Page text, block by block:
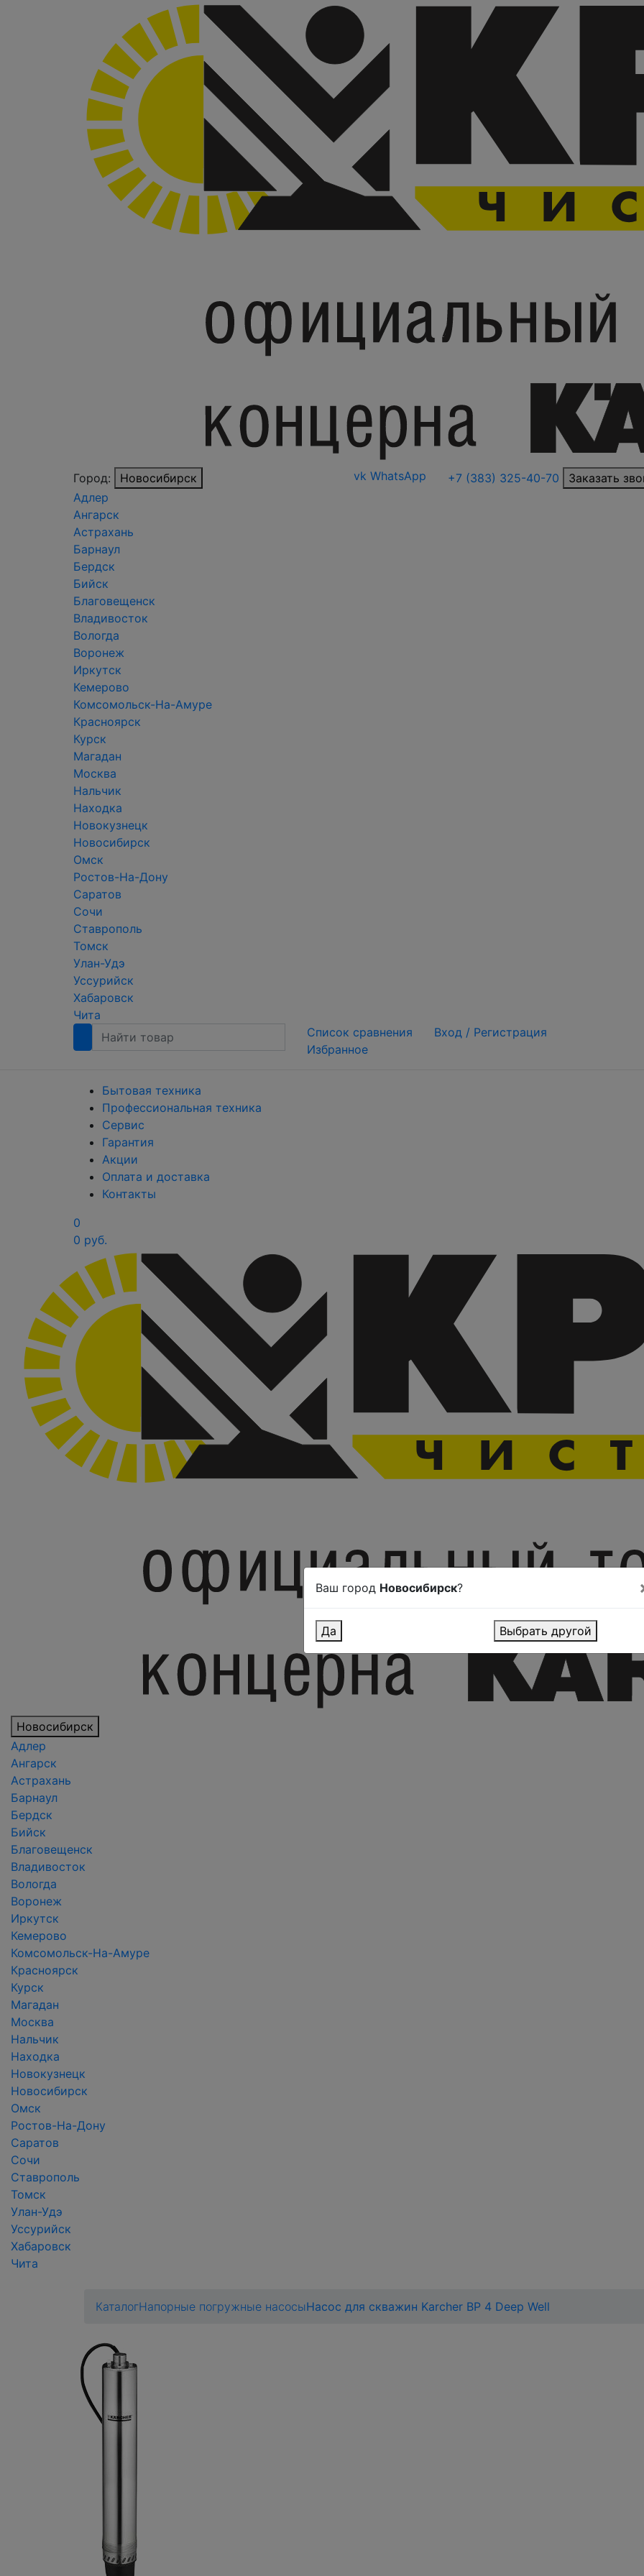
Город:
Новосибирск
Адлер
Ангарск
Астрахань
Барнаул
Бердск
Бийск
Благовещенск
Владивосток
Вологда
Воронеж
Иркутск
Кемерово
Комсомольск-На-Амуре
Красноярск
Курск
Магадан
Москва
Нальчик
Находка
Новокузнецк
Новосибирск
Омск
Ростов-На-Дону
Саратов
Сочи
Ставрополь
Томск
Улан-Удэ
Уссурийск
Хабаровск
Чита
vk WhatsApp +7 (383) 325-40-70 Заказать
Список сравнения
Избранное
Вход / Регистрация
Бытовая техника
Профессиональная техника
Сервис
Гарантия
Акции
Оплата и доставка
Контакты
0
0 руб.
Новосибирск
Адлер
Ангарск
Астрахань
Барнаул
Бердск
Бийск
Благовещенск
Владивосток
Вологда
Воронеж
Иркутск
Кемерово
Комсомольск-На-Амуре
Красноярск
Курск
Магадан
Москва
Нальчик
Находка
Новокузнецк
Новосибирск
Омск
Ростов-На-Дону
Саратов
Сочи
Ставрополь
Томск
Улан-Удэ
Уссурийск
Хабаровск
Чита
КаталогНапорные погружные насосыНасос для скважин Karcher BP 4 Deep Well
Ваш город Новосибирск?
Да Выбрать другой